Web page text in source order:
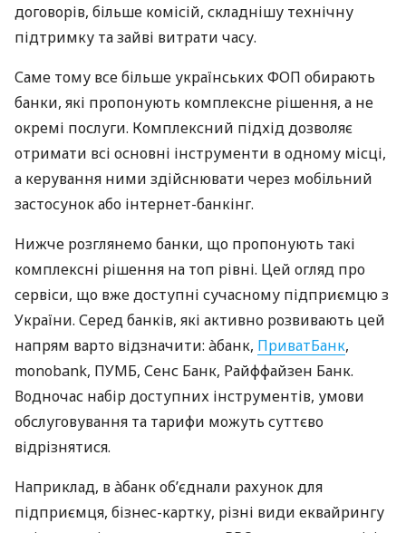
договорів, більше комісій, складнішу технічну
підтримку та зайві витрати часу.
Саме тому все більше українських ФОП обирають
банки, які пропонують комплексне рішення, а не
окремі послуги. Комплексний підхід дозволяє
отримати всі основні інструменти в одному місці,
а керування ними здійснювати через мобільний
застосунок або інтернет-банкінг.
Нижче розглянемо банки, що пропонують такі
комплексні рішення на топ рівні. Цей огляд про
сервіси, що вже доступні сучасному підприємцю з
України. Серед банків, які активно розвивають цей
напрям варто відзначити: àбанк, ПриватБанк,
monobank, ПУМБ, Сенс Банк, Райффайзен Банк.
Водночас набір доступних інструментів, умови
обслуговування та тарифи можуть суттєво
відрізнятися.
Наприклад, в àбанк об’єднали рахунок для
підприємця, бізнес-картку, різні види еквайрингу